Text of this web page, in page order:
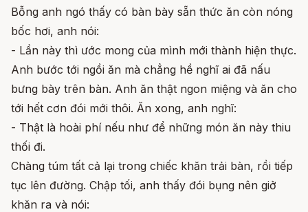
Bỗng anh ngó thấy có bàn bày sẵn thức ăn còn nóng
bốc hơi, anh nói:
- Lần này thì ước mong của mình mới thành hiện thực.
Anh bước tới ngồi ăn mà chẳng hề nghĩ ai đã nấu
bưng bày trên bàn. Anh ăn thật ngon miệng và ăn cho
tới hết cơn đói mới thôi. Ăn xong, anh nghĩ:
- Thật là hoài phí nếu như để những món ăn này thiu
thối đi.
Chàng túm tất cả lại trong chiếc khăn trải bàn, rồi tiếp
tục lên đường. Chập tối, anh thấy đói bụng nên giở
khăn ra và nói: